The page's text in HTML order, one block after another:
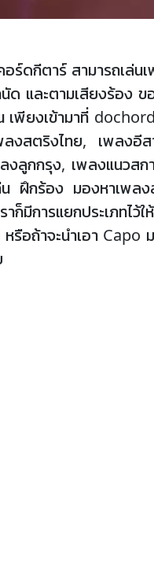
อร์ดกีตาร์ สามารถเล่น
และตามเสียงร้อง ข
พียงเข้ามาที่
พลงสตริงไทย, เพลง
ลูกกรุง, เพลงแนวสก
ฝึกร้อง มองหาเพลง
การแยกประเภทไว้ใ
รือถ้าจะนำเอา Capo